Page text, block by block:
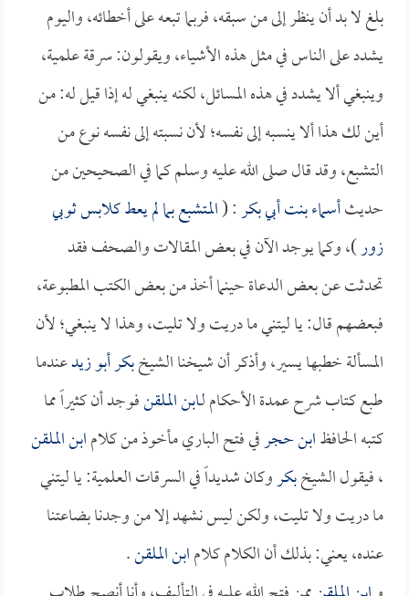
بلغ لا بد أن ينظر إلى من سبقه، فربما تبعه على أخطائه، واليوم
يشدد على الناس في مثل هذه الأشياء، ويقولون: سرقة علمية،
وينبغي ألا يشدد في هذه المسائل، لكنه ينبغي له إذا قيل له: من
أين لك هذا ألا ينسبه إلى نفسه؛ لأن نسبته إلى نفسه نوع من
التشبع، وقد قال صلى الله عليه وسلم كما في الصحيحين من
حديثأسماء بنت أبي بكر: (المتشبع بما لم يعط كلابس ثوبي
زور)، وكما يوجد الآن في بعض المقالات والصحف فقد
تحدثت عن بعض الدعاة حينما أخذ من بعض الكتب المطبوعة،
فبعضهم قال: يا ليتني ما دريت ولا تليت، وهذا لا ينبغي؛ لأن
المسألة خطبها يسير، وأذكر أن شيخنا الشيخبكر أبو زيدعندما
طبع كتاب شرح عمدة الأحكام لـابن الملقنفوجد أن كثيراً مما
كتبه الحافظابن حجرفي فتح الباري مأخوذ من كلامابن الملقن
، فيقول الشيخبكروكان شديداً في السرقات العلمية: يا ليتني
ما دريت ولا تليت، ولكن ليس نشهد إلا من وجدنا بضاعتنا
عنده، يعني: بذلك أن الكلام كلامابن الملقن.